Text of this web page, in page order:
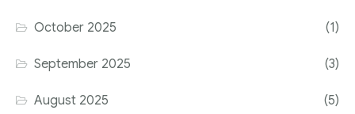
October 2025 (1)
September 2025 (3)
August 2025 (5)